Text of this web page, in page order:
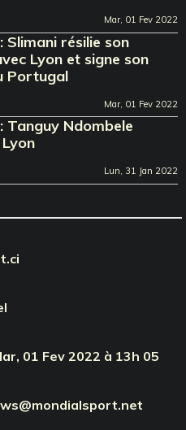
Mar, 01 Fev 2022
Slimani résilie son
Lyon et signe son
Portugal
Mar, 01 Fev 2022
Tanguy Ndombele
Lun, 31 Jan 2022
01 Fev 2022 à 13h 05